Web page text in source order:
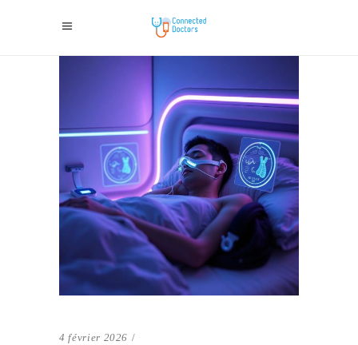
4 février 2026